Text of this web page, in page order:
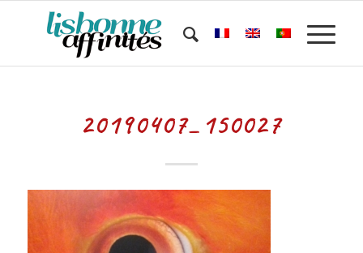
20190407_150027